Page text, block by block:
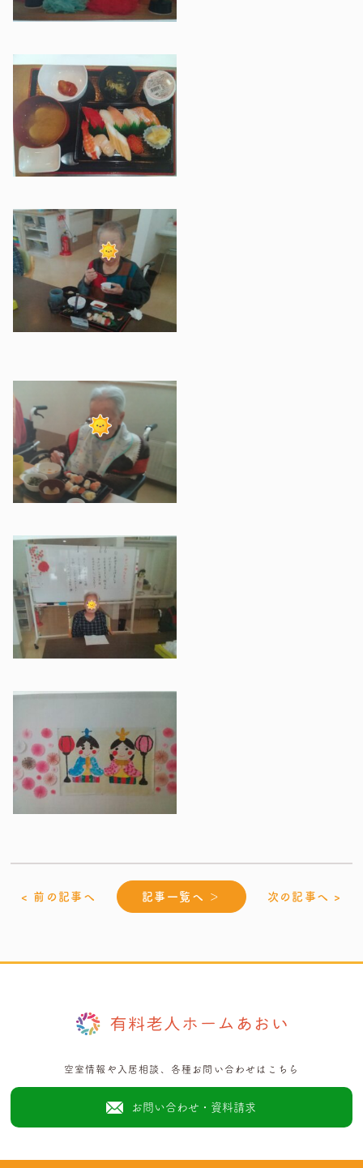
< 前の記事へ 記事一覧へ ＞ 次の記事へ >
空室情報や入居相談、各種お問い合わせはこちら
お問い合わせ・資料請求